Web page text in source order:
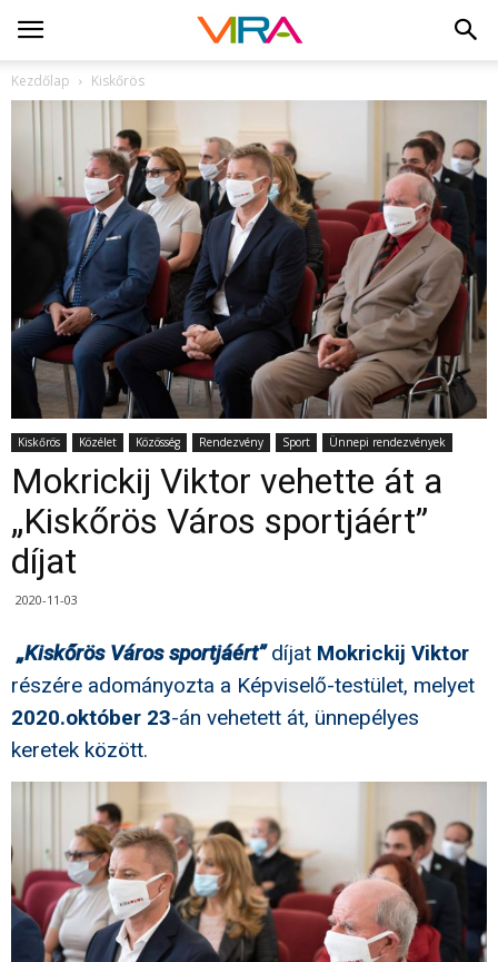
Kezdőlap Kiskőrös
Kiskőrös Közélet Közösség Rendezvény Sport Ünnepi rendezvények
Mokrickij Viktor vehette át a
„Kiskőrös Város sportjáért”
díjat
2020-11-03
„Kiskőrös Város sportjáért”díjat Mokrickij Viktor
részére adományozta a Képviselő-testület, melyet
2020.október 23-án vehetett át, ünnepélyes
keretek között.